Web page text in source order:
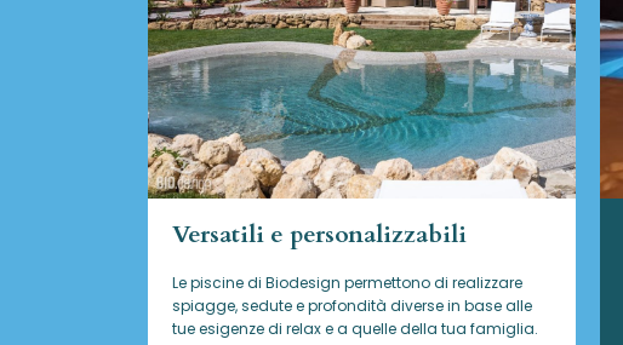
Versatili e personalizzabili
Le piscine di Biodesign permettono di realizzare
spiagge, sedute e profondità diverse in base alle
tue esigenze di relax e a quelle della tua famiglia.